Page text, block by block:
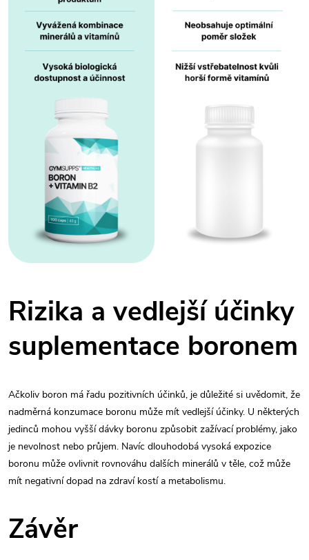
Rizika a vedlejší účinky
suplementace boronem
Ačkoliv boron má řadu pozitivních účinků, je důležité si uvědomit, že
nadměrná konzumace boronu může mít vedlejší účinky. U některých
jedinců mohou vyšší dávky boronu způsobit zažívací problémy, jako
je nevolnost nebo průjem. Navíc dlouhodobá vysoká expozice
boronu může ovlivnit rovnováhu dalších minerálů v těle, což může
mít negativní dopad na zdraví kostí a metabolismu.
Závěr